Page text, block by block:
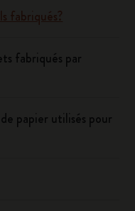
fabriqués?
fabriqués par
papier utilisés pour